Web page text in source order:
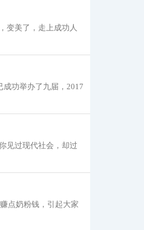
变美了，走上成功人
功举办了九届，2017
见过现代社会，却过
点奶粉钱，引起大家